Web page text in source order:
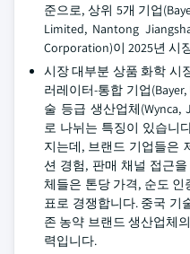
준으로, 상위 5개 기업
Limited, Nantong
Corporation)이 2025년 시
시장 대부분 상품 화학 시
러레이터-통합 기업
술 등급 생산업체(Wynca,
로 나뉘는 특징이 있습니
지는데, 브랜드 기업들은
션 경험, 판매 채널 접근
체들은 톤당 가격, 순도
표로 경쟁합니다. 중국 기
존 농약 브랜드 생산업체
력입니다.